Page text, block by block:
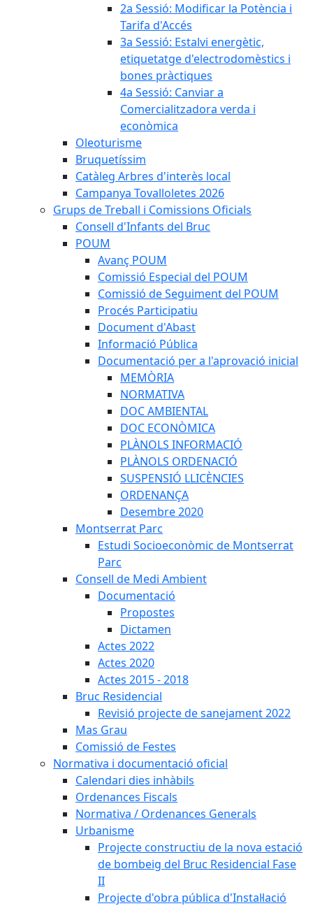
2a Sessió: Modificar la Potència i
Tarifa d'Accés
3a Sessió: Estalvi energètic,
etiquetatge d'electrodomèstics i
bones pràctiques
4a Sessió: Canviar a
Comercialitzadora verda i
econòmica
Oleoturisme
Bruquetíssim
Catàleg Arbres d'interès local
Campanya Tovalloletes 2026
Grups de Treball i Comissions Oficials
Consell d'Infants del Bruc
POUM
Avanç POUM
Comissió Especial del POUM
Comissió de Seguiment del POUM
Procés Participatiu
Document d'Abast
Informació Pública
Documentació per a l'aprovació inicial
MEMÒRIA
NORMATIVA
DOC AMBIENTAL
DOC ECONÒMICA
PLÀNOLS INFORMACIÓ
PLÀNOLS ORDENACIÓ
SUSPENSIÓ LLICÈNCIES
ORDENANÇA
Desembre 2020
Montserrat Parc
Estudi Socioeconòmic de Montserrat
Parc
Consell de Medi Ambient
Documentació
Propostes
Dictamen
Actes 2022
Actes 2020
Actes 2015 - 2018
Bruc Residencial
Revisió projecte de sanejament 2022
Mas Grau
Comissió de Festes
Normativa i documentació oficial
Calendari dies inhàbils
Ordenances Fiscals
Normativa / Ordenances Generals
Urbanisme
Projecte constructiu de la nova estació
de bombeig del Bruc Residencial Fase
II
Projecte d'obra pública d'Instal·lació